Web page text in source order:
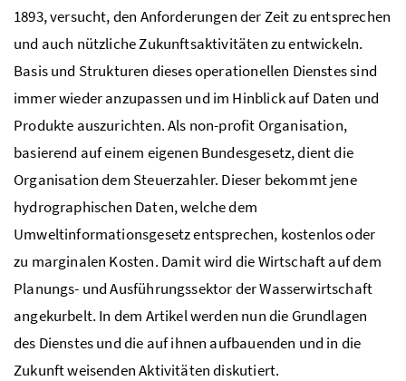
1893, versucht, den Anforderungen der Zeit zu entsprechen
und auch nützliche Zukunftsaktivitäten zu entwickeln.
Basis und Strukturen dieses operationellen Dienstes sind
immer wieder anzupassen und im Hinblick auf Daten und
Produkte auszurichten. Als non-profit Organisation,
basierend auf einem eigenen Bundesgesetz, dient die
Organisation dem Steuerzahler. Dieser bekommt jene
hydrographischen Daten, welche dem
Umweltinformationsgesetz entsprechen, kostenlos oder
zu marginalen Kosten. Damit wird die Wirtschaft auf dem
Planungs- und Ausführungssektor der Wasserwirtschaft
angekurbelt. In dem Artikel werden nun die Grundlagen
des Dienstes und die auf ihnen aufbauenden und in die
Zukunft weisenden Aktivitäten diskutiert.